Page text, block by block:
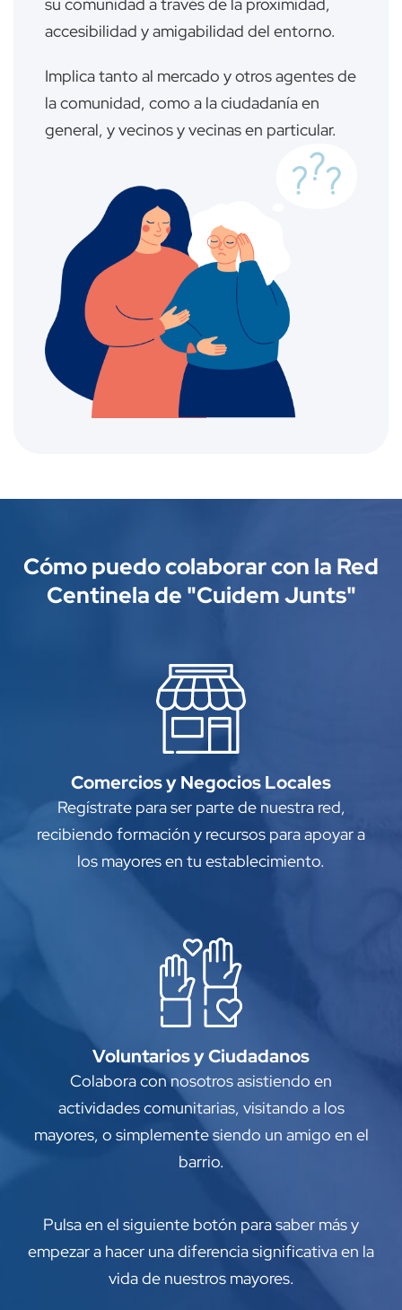
accesibilidad y amigabilidad del entorno.
Implica tanto al mercado y otros agentes de
la comunidad, como a la ciudadanía en
general, y vecinos y vecinas en particular.
Cómo puedo colaborar con la Red
Centinela de "Cuidem Junts"
Comercios y Negocios Locales
Regístrate para ser parte de nuestra red,
recibiendo formación y recursos para apoyar a
los mayores en tu establecimiento.
Voluntarios y Ciudadanos
Colabora con nosotros asistiendo en
actividades comunitarias, visitando a los
mayores, o simplemente siendo un amigo en el
barrio.
Pulsa en el siguiente botón para saber más y
empezar a hacer una diferencia significativa en la
vida de nuestros mayores.